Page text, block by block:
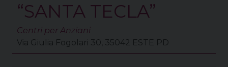
“SANTA TECLA”
Centri per Anziani
Via Giulia Fogolari 30, 35042 ESTE PD